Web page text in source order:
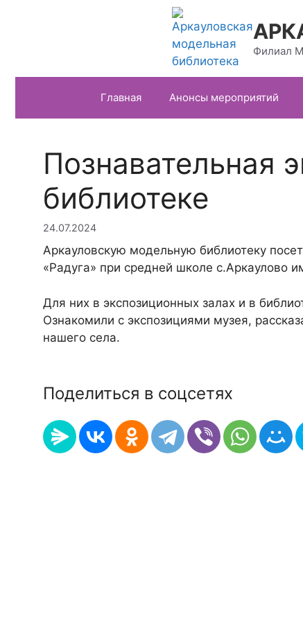
Филиал
Главная Анонсы мероприятий
Познавательная
библиотеке
24.07.2024
Аркауловскую модельную библиотеку
«Радуга» при средней школе с.Аркаулово
Для них в экспозиционных залах и в
Ознакомили с экспозициями музея,
нашего села.
Поделиться в соцсетях